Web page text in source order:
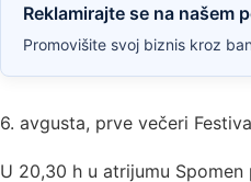
Reklamirajte se na našem
Promovišite svoj biznis kroz
6. avgusta, prve večeri
U 20,30 h u atrijumu